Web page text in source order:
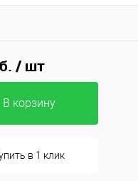
/ шт
В корзину
в 1 клик